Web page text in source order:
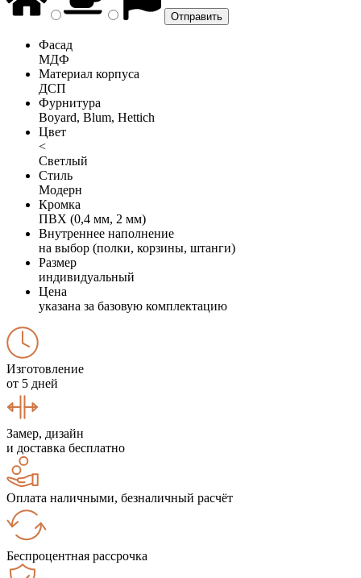
Фасад
МДФ
Материал корпуса
ДСП
Фурнитура
Boyard, Blum, Hettich
Цвет
<
Светлый
Стиль
Модерн
Кромка
ПВХ (0,4 мм, 2 мм)
Внутреннее наполнение
на выбор (полки, корзины, штанги)
Размер
индивидуальный
Цена
указана за базовую комплектацию
Изготовление
от 5 дней
Замер, дизайн
и доставка бесплатно
Оплата наличными, безналичный расчёт
Беспроцентная рассрочка